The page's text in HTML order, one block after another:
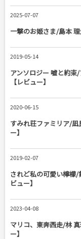
2025-07-07
一撃のお姫さま/島本 理
2019-05-14
アンソロジー 嘘と約束
【レビュー】
2020-06-15
すみれ荘ファミリア/凪
ー】
2019-02-07
されど私の可愛い檸檬/
ビュー】
2023-04-08
マリコ、東奔西走/林
ー】